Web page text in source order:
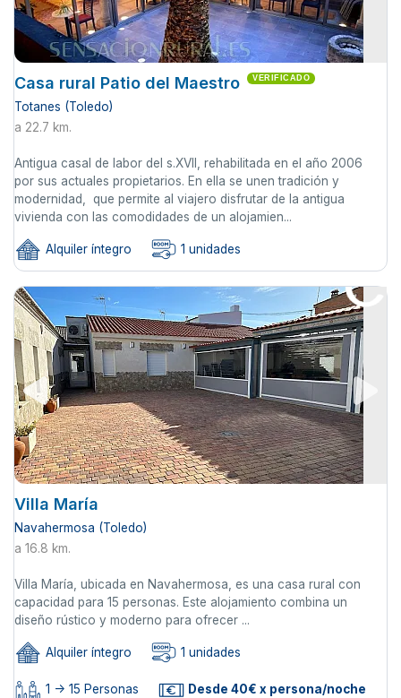
Casa rural Patio del Maestro VERIFICADO
Totanes (Toledo)
a 22.7 km.
Antigua casal de labor del s.XVII, rehabilitada en el año 2006
por sus actuales propietarios. En ella se unen tradición y
modernidad, que permite al viajero disfrutar de la antigua
vivienda con las comodidades de un alojamien...
Alquiler íntegro 1 unidades
Villa María
Navahermosa (Toledo)
a 16.8 km.
Villa María, ubicada en Navahermosa, es una casa rural con
capacidad para 15 personas. Este alojamiento combina un
diseño rústico y moderno para ofrecer ...
Alquiler íntegro 1 unidades
1 -> 15 Personas Desde 40€ x persona/noche